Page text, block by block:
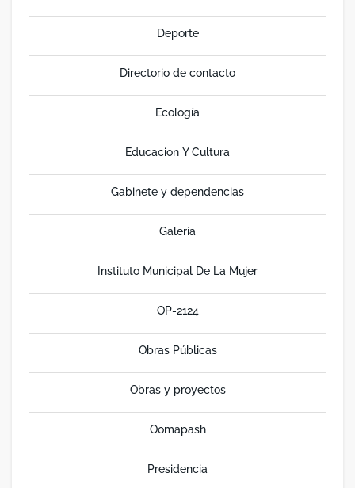
Deporte
Directorio de contacto
Ecología
Educacion Y Cultura
Gabinete y dependencias
Galería
Instituto Municipal De La Mujer
OP-2124
Obras Públicas
Obras y proyectos
Oomapash
Presidencia